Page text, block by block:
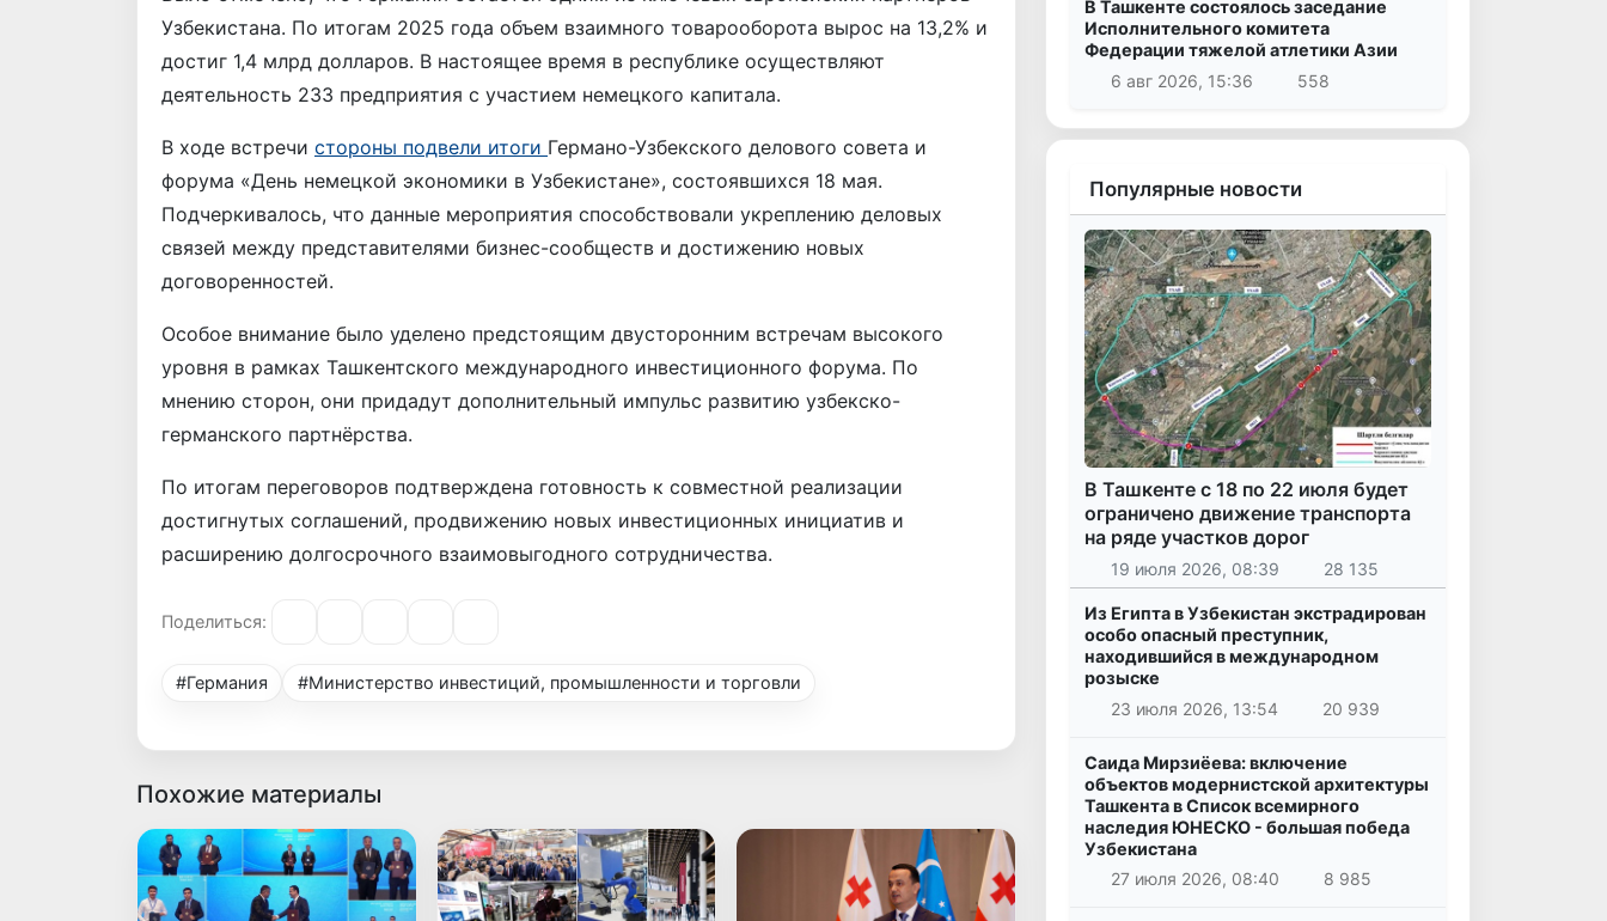
Узбекистана. По итогам 2025 года объем взаимного товарооборота вырос на 13,2% и
достиг 1,4 млрд долларов. В настоящее время в республике осуществляют
деятельность 233 предприятия с участием немецкого капитала.
В ходе встречи стороны подвели итоги Германо-Узбекского делового совета и
форума «День немецкой экономики в Узбекистане», состоявшихся 18 мая.
Подчеркивалось, что данные мероприятия способствовали укреплению деловых
связей между представителями бизнес-сообществ и достижению новых
договоренностей.
Особое внимание было уделено предстоящим двусторонним встречам высокого
уровня в рамках Ташкентского международного инвестиционного форума. По
мнению сторон, они придадут дополнительный импульс развитию узбекско-
германского партнёрства.
По итогам переговоров подтверждена готовность к совместной реализации
достигнутых соглашений, продвижению новых инвестиционных инициатив и
расширению долгосрочного взаимовыгодного сотрудничества.
Поделиться:
#Германия #Министерство инвестиций, промышленности и торговли
Похожие материалы
В Ташкенте состоялось заседание
Исполнительного комитета
Федерации тяжелой атлетики Азии
6 авг 2026, 15:36
558
Популярные новости
В Ташкенте с 18 по 22 июля будет
ограничено движение транспорта
на ряде участков дорог
19 июля 2026, 08:39 28 135
Из Египта в Узбекистан экстрадирован
особо опасный преступник,
находившийся в международном
розыске
23 июля 2026, 13:54
20 939
Саида Мирзиёева: включение
объектов модернистской архитектуры
Ташкента в Список всемирного
наследия ЮНЕСКО - большая победа
Узбекистана
27 июля 2026, 08:40
8 985